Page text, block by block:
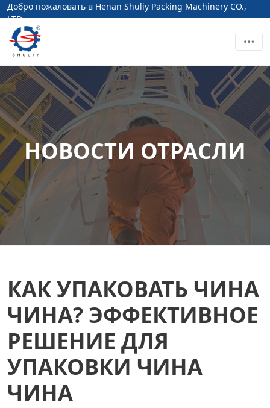
Добро пожаловать в Henan Shuliy Packing Machinery CO.,
LTD
НОВОСТИ ОТРАСЛИ
КАК УПАКОВАТЬ ЧИНА
ЧИНА? ЭФФЕКТИВНОЕ
РЕШЕНИЕ ДЛЯ
УПАКОВКИ ЧИНА
ЧИНА